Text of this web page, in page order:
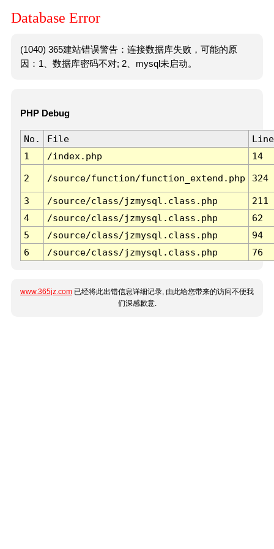
Database Error
(1040) 365建站错误警告：连接数据库失败，可能的原
因：1、数据库密码不对; 2、mysql未启动。
PHP Debug
No. File
Line
1
/index.php 14
2 /source/function/function_extend.php 324
3 /source/class/jzmysql.class.php
211
4
/source/class/jzmysql.class.php
62
5
/source/class/jzmysql.class.php
94
6
/source/class/jzmysql.class.php 76
www.365jz.com 已经将此出错信息详细记录, 由此给您带来的访问不便我
们深感歉意.